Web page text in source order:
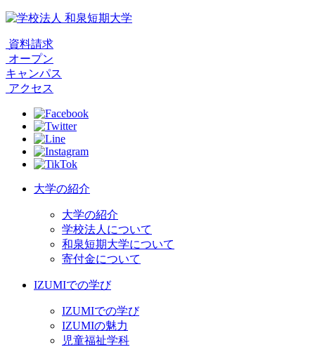
資料請求
オープン
キャンパス
アクセス
大学の紹介
大学の紹介
学校法人について
和泉短期大学について
寄付金について
IZUMIでの学び
IZUMIでの学び
IZUMIの魅力
児童福祉学科